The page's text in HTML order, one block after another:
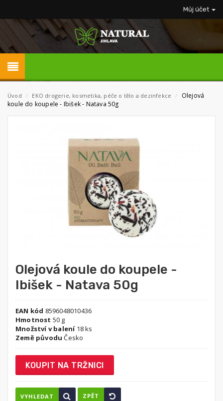
Můj účet
Úvod / EKO drogerie, kosmetika, péče o tělo a dezinfekce /
Olejová
koule do koupele - Ibišek - Natava 50g
Olejová koule do koupele -
Ibišek - Natava 50g
EAN kód 8596048010436
Hmotnost 50 g
Množství v balení18 ks
Země původu Česko
KOUPIT NA TRŽNICI
VYHLEDAT ZPĚT